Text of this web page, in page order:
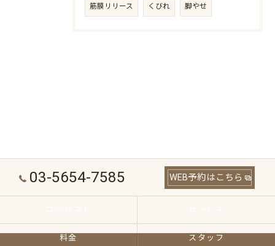
筋膜リリース くびれ 脚やせ
03-5654-7585 WEB予約はこちら
料金 スタッフ